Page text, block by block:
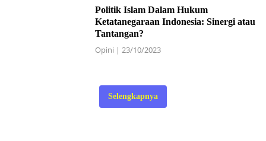
Politik Islam Dalam Hukum
Ketatanegaraan Indonesia: Sinergi atau
Tantangan?
Opini | 23/10/2023
Selengkapnya